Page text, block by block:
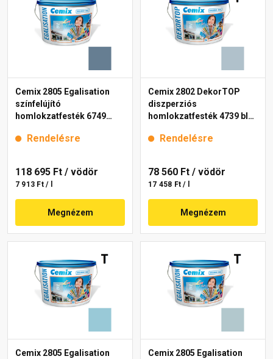
Cemix 2805 Egalisation
színfelújító
homlokzatfesték 6749
Rendelésre
118 695 Ft / vödör
7 913 Ft / l
Megnézem
Cemix 2802 DekorTOP
diszperziós
homlokzatfesték 4739 blue
Rendelésre
78 560 Ft / vödör
17 458 Ft / l
Megnézem
Cemix 2805 Egalisation
Cemix 2805 Egalisation